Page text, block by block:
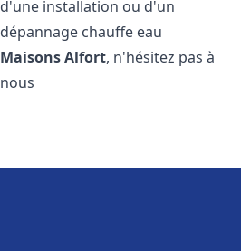
d'une installation ou d'un
dépannage chauffe eau
Maisons Alfort, n'hésitez pas à
nous